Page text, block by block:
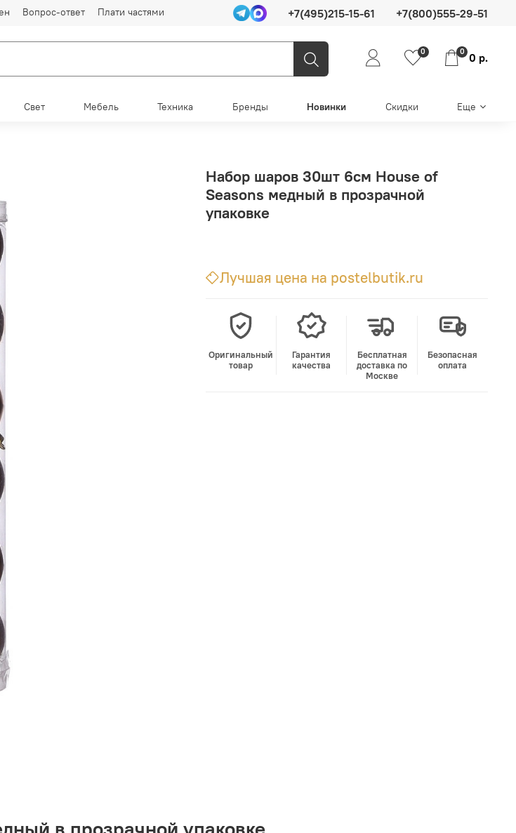
Вопрос-ответ Плати частями +7(495)215-15-61 +7(800)555-29-51
0 0 0 р.
Свет Мебель Техника Бренды Новинки Скидки Еще
Набор шаров 30шт 6см House of
Seasons медный в прозрачной
упаковке
Лучшая цена на postelbutik.ru
Оригинальный
товар
Гарантия
качества
Бесплатная
доставка по
Москве
Безопасная
оплата